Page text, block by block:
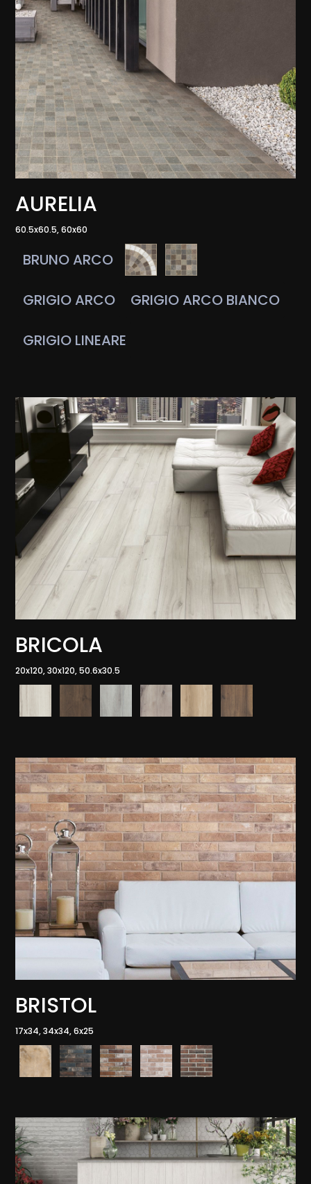
AURELIA
60.5x60.5, 60x60
BRUNO ARCO
GRIGIO ARCO GRIGIO ARCO BIANCO
GRIGIO LINEARE
BRICOLA
20x120, 30x120, 50.6x30.5
BRISTOL
17x34, 34x34, 6x25